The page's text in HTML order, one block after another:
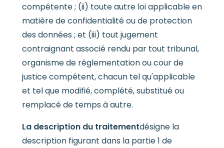
compétente ; (ii) toute autre loi applicable en
matière de confidentialité ou de protection
des données ; et (iii) tout jugement
contraignant associé rendu par tout tribunal,
organisme de réglementation ou cour de
justice compétent, chacun tel qu'applicable
et tel que modifié, complété, substitué ou
remplacé de temps à autre.
La description du traitementdésigne la
description figurant dans la partie 1 de